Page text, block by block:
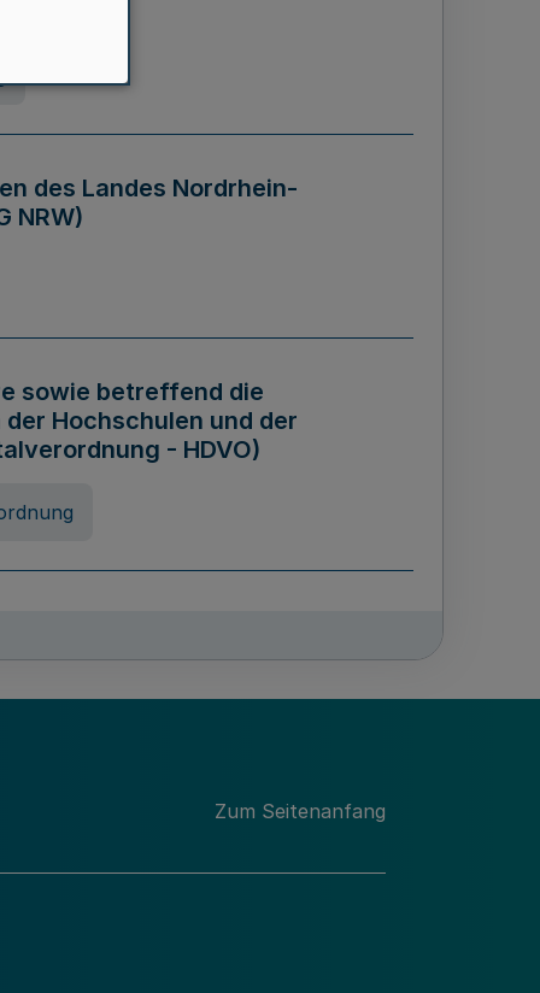
des Landes Nordrhein-
NRW)
sowie betreffend die
Hochschulen und der
- HDVO)
des Landes Nordrhein-
Zum Seitenanfang